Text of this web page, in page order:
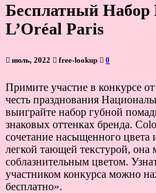
Бесплатный
L’Oréal Paris
июль, 2022 free-lookup 0
Примите участие в конкурсе
честь празднования
выиграйте набор губной
знаковых оттенках бренда.
сочетание насыщенного цвета
легкой тающей текстурой, она
соблазнительным цветом.
участником конкурса можно
бесплатно».